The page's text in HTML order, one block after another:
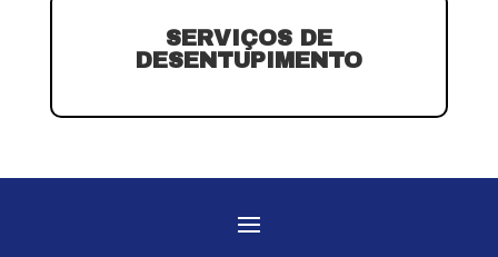
SERVIÇOS DE
DESENTUPIMENTO